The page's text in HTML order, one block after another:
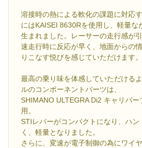
溶接時の熱による軟化の課題に対応
にはKAISEI 8630Rを使用し、軽量な
生まれました。レーサーの走行感が
速走行時に反応が早く、地面からの
りこなす悦びを感じていただけます。
最高の乗り味を体感していただける
ルのコンポーネントパーツは、
SHIMANO ULTEGRA Di2 キャリパ
用。
STIレバーがコンパクトになり、ハン
く、軽量となりました。
さらに、変速が電子制御の為にワイ